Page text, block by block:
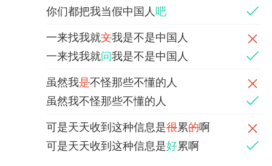
你们都把我当假中国人吧
一来找我就文我是不是中国人
一来找我就问我是不是中国人
虽然我是不怪那些不懂的人
虽然我不怪那些不懂的人
可是天天收到这种信息是很累的啊
可是天天收到这种信息是好累啊